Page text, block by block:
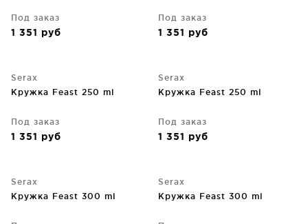
Под заказ
1 351 руб
Под заказ
1 351 руб
Serax
Кружка Feast 250 ml
Под заказ
1 351 руб
Serax
Кружка Feast 250 ml
Под заказ
1 351 руб
Serax
Кружка Feast 300 ml
Serax
Кружка Feast 300 ml